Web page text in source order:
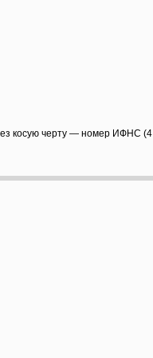
косую черту — номер ИФНС (4